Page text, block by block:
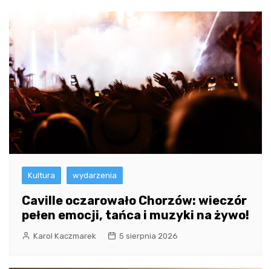
Kultura wydarzenia
Caville oczarowało Chorzów: wieczór
pełen emocji, tańca i muzyki na żywo!
Karol Kaczmarek 5 sierpnia 2026